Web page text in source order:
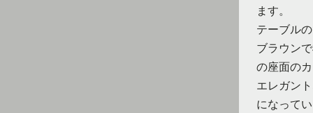
ます。
テーブル
ブラウン
の座面の
エレガン
になって